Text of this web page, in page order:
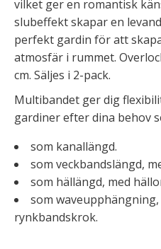
vilket ger en romantisk
slubeffekt skapar en
perfekt gardin för att
atmosfär i rummet.
cm. Säljes i 2-pack.
Multibandet ger dig
gardiner efter dina behov
som kanallängd.
som veckbandslängd,
som hällängd, med
som
rynkbandskrok.